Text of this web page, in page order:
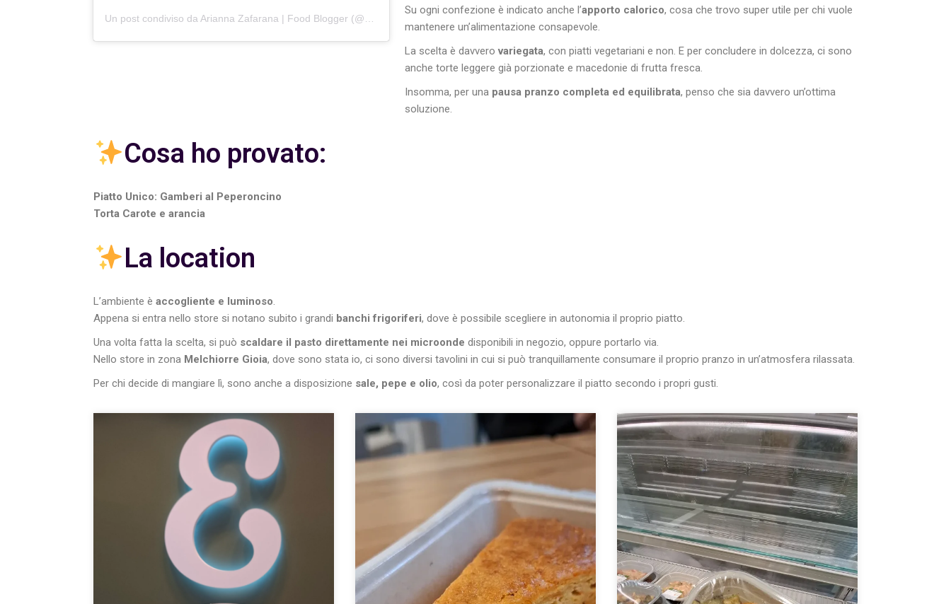
Su ogni confezione è indicato anche l’apporto calorico, cosa che trovo super utile per chi vuole
mantenere un’alimentazione consapevole.
La scelta è davverovariegata, con piatti vegetariani e non. E per concludere in dolcezza, ci sono
anche torte leggere già porzionate e macedonie di frutta fresca.
Insomma, per una pausa pranzo completa ed equilibrata, penso che sia davvero un’ottima
soluzione.
Cosa ho provato:
Piatto Unico: Gamberi al Peperoncino
Torta Carote e arancia
La location
L’ambiente è accogliente e luminoso.
Appena si entra nello store si notano subito i grandi banchi frigoriferi, dove è possibile scegliere in autonomia il proprio piatto.
Una volta fatta la scelta, si può scaldare il pasto direttamente nei microonde disponibili in negozio, oppure portarlo via.
Nello store in zona Melchiorre Gioia, dove sono stata io, ci sono diversi tavolini in cui si può tranquillamente consumare il proprio pranzo in un’atmosfera rilassata.
Per chi decide di mangiare lì, sono anche a disposizione sale, pepe e olio, così da poter personalizzare il piatto secondo i propri gusti.